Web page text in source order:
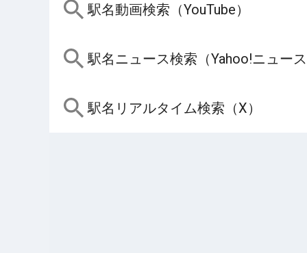
駅名動画検索（YouTube）
駅名ニュース検索（Yahoo!ニュー
駅名リアルタイム検索（X）